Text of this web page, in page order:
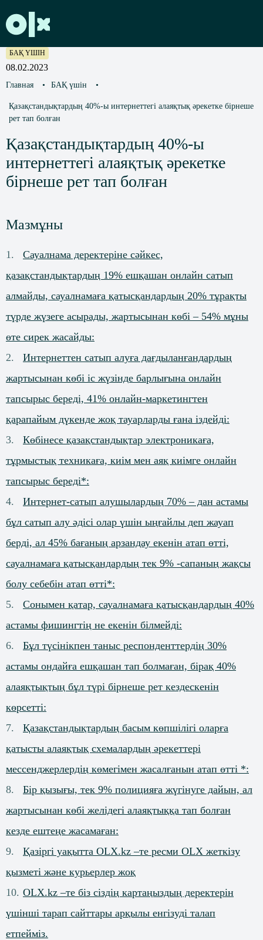
БАҚ ҮШІН
08.02.2023
Главная • БАҚ үшін •
Қазақстандықтардың 40%-ы интернеттегі алаяқтық әрекетке бірнеше
рет тап болған
Қазақстандықтардың 40%-ы
интернеттегі алаяқтық әрекетке
бірнеше рет тап болған
Мазмұны
Сауалнама деректеріне сәйкес,
қазақстандықтардың 19% ешқашан онлайн сатып
алмайды, сауалнамаға қатысқандардың 20% тұрақты
түрде жүзеге асырады, жартысынан көбі – 54% мұны
өте сирек жасайды:
Интернеттен сатып алуға дағдыланғандардың
жартысынан көбі іс жүзінде барлығына онлайн
тапсырыс береді, 41% онлайн-маркетингтен
қарапайым дүкенде жоқ тауарларды ғана іздейді:
Көбінесе қазақстандықтар электроникаға,
тұрмыстық техникаға, киім мен аяқ киімге онлайн
тапсырыс береді*:
Интернет-сатып алушылардың 70% – дан астамы
бұл сатып алу әдісі олар үшін ыңғайлы деп жауап
берді, ал 45% бағаның арзандау екенін атап өтті,
сауалнамаға қатысқандардың тек 9% -сапаның жақсы
болу себебін атап өтті*:
Сонымен қатар, сауалнамаға қатысқандардың 40%
астамы фишингтің не екенін білмейді:
Бұл түсінікпен таныс респонденттердің 30%
астамы ондайға ешқашан тап болмаған, бірақ 40%
алаяқтықтың бұл түрі бірнеше рет кездескенін
көрсетті:
Қазақстандықтардың басым көпшілігі оларға
қатысты алаяқтық схемалардың әрекеттері
мессенджерлердің көмегімен жасалғанын атап өтті *:
Бір қызығы, тек 9% полицияға жүгінуге дайын, ал
жартысынан көбі желідегі алаяқтыққа тап болған
кезде ештеңе жасамаған:
Қазіргі уақытта OLX.kz –те ресми OLX жеткізу
қызметі және курьерлер жоқ
OLX.kz –те біз сіздің картаңыздың деректерін
үшінші тарап сайттары арқылы енгізуді талап
етпейміз.